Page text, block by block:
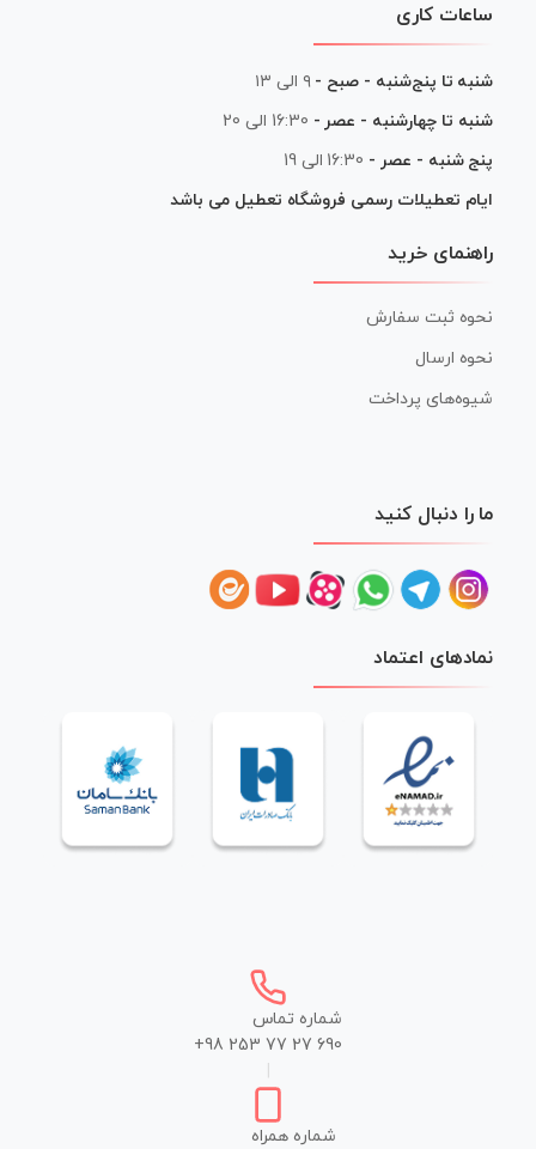
ساعات کاری
شنبه تا پنج‌شنبه - صبح - ۹ الی ۱۳
شنبه تا چهارشنبه - عصر - 16:30 الی 20
پنج شنبه - عصر - 16:30 الی 19
ایام تعطیلات رسمی فروشگاه تعطیل می باشد
راهنمای خرید
نحوه ثبت سفارش
نحوه ارسال
شیوه‌های پرداخت
ما را دنبال کنید
نمادهای اعتماد
شماره تماس
+98 253 77 27 690
شماره همراه